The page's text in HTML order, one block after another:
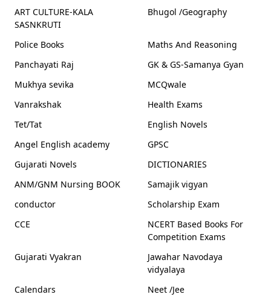
ART CULTURE-KALA
SASNKRUTI
Bhugol /Geography
Police Books
Maths And Reasoning
Panchayati Raj
GK & GS-Samanya Gyan
Mukhya sevika
MCQwale
Vanrakshak
Health Exams
Tet/Tat
English Novels
Angel English academy
GPSC
Gujarati Novels
DICTIONARIES
ANM/GNM Nursing BOOK
Samajik vigyan
conductor
Scholarship Exam
CCE
NCERT Based Books For
Competition Exams
Gujarati Vyakran
Jawahar Navodaya
vidyalaya
Calendars
Neet /Jee